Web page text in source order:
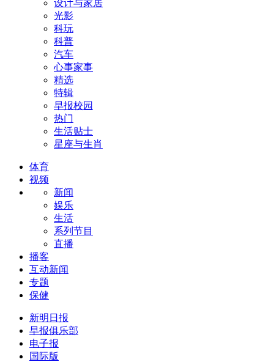
设计与家居
光影
科玩
科普
汽车
心事家事
精选
特辑
早报校园
热门
生活贴士
星座与生肖
体育
视频
新闻
娱乐
生活
系列节目
直播
播客
互动新闻
专题
保健
新明日报
早报俱乐部
电子报
国际版